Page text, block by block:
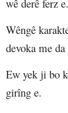
wê derê ferz e.
Wêngê
devoka me
Ew yek ji bo
girîng e.